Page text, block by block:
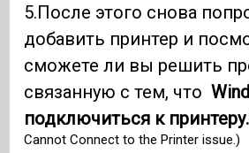
5.После этого снова
добавить принтер и
сможете ли вы решить
связанную с тем, что
подключиться к принтеру.
Cannot Connect to the Printer issue.)